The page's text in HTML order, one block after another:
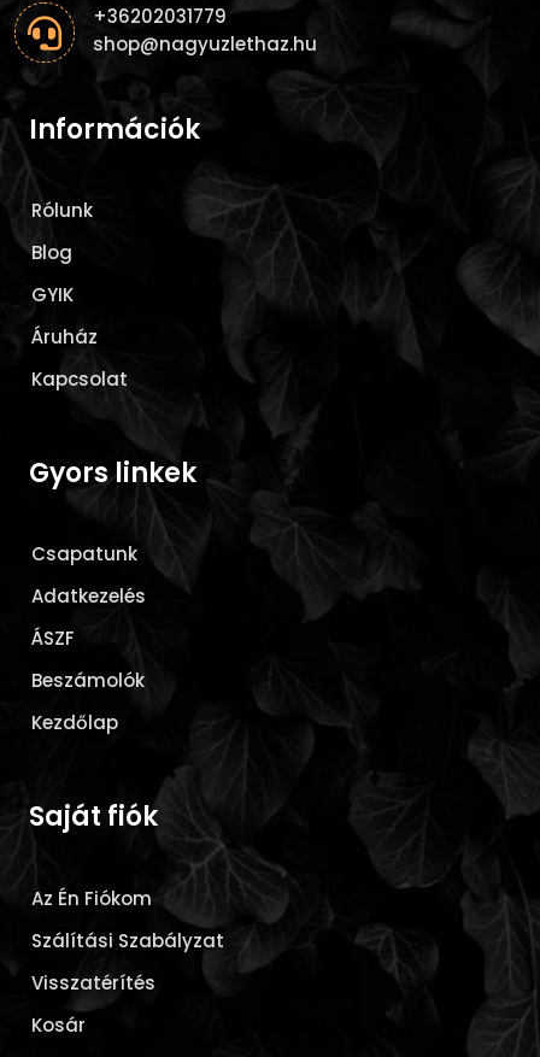

+36202031779
shop@nagyuzlethaz.hu
Információk
Rólunk
Blog
GYIK
Áruház
Kapcsolat
Gyors linkek
Csapatunk
Adatkezelés
ÁSZF
Beszámolók
Kezdőlap
Saját fiók
Az Én Fiókom
Szálítási Szabályzat
Visszatérítés
Kosár